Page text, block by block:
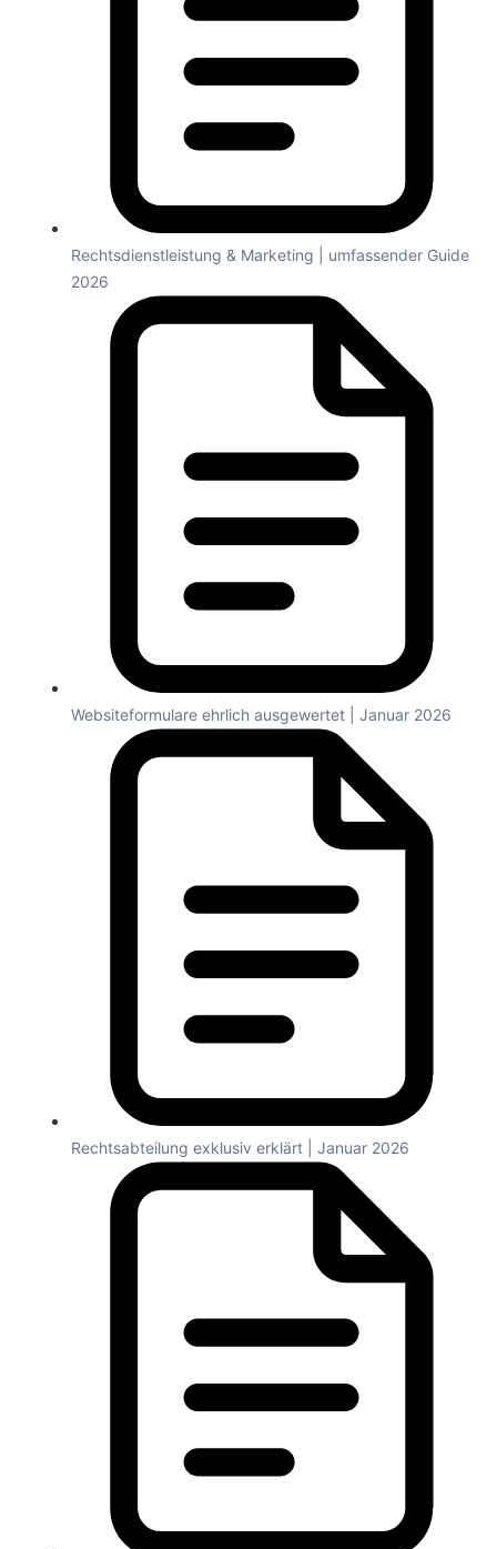
Rechtsdienstleistung & Marketing | umfassender Guide
2026
Websiteformulare ehrlich ausgewertet | Januar 2026
Rechtsabteilung exklusiv erklärt | Januar 2026